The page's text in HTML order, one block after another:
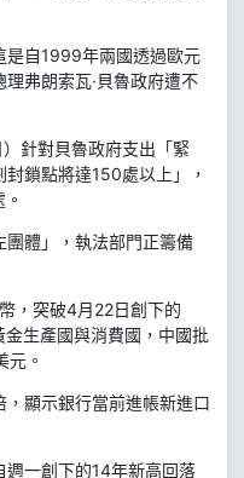
自1999年兩國透過歐元
弗朗索瓦·貝魯政府遭不
針對貝魯政府支出「緊
鎖點將達150處以上」，
團體」，執法部門正籌備
，突破4月22日創下的
生產國與消費國，中國批
元。
顯示銀行當前進帳新進口
一創下的14年新高回落